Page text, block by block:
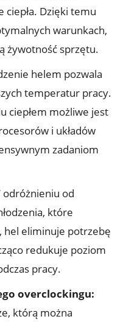
Dzięki⁤ temu⁢
warunkach,
żywotność ⁣sprzętu.
helem pozwala
temperatur pracy.
ciepłem możliwe jest
i układów
zadaniom
⁤odróżnieniu od
które
eliminuje potrzebę
redukuje poziom
pracy.
overclockingu:
którą można